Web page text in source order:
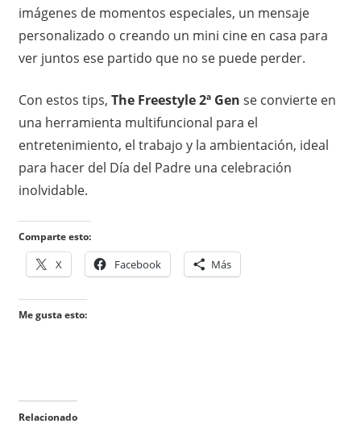
imágenes de momentos especiales, un mensaje
personalizado o creando un mini cine en casa para
ver juntos ese partido que no se puede perder.
Con estos tips, The Freestyle 2ª Gen se convierte en
una herramienta multifuncional para el
entretenimiento, el trabajo y la ambientación, ideal
para hacer del Día del Padre una celebración
inolvidable.
Comparte esto:
X Facebook Más
Me gusta esto:
Relacionado